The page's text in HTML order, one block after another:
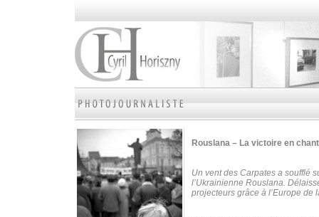
Rouslana – La victoire en
Un vent des Carpates a soufflé
l’Ukrainienne Rouslana.
projecteurs grâce à l’Europe